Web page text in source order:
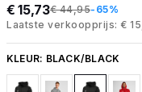
€ 15,73€ 44,95-65%
Laatste verkoopprijs: €
KLEUR: BLACK/BLACK